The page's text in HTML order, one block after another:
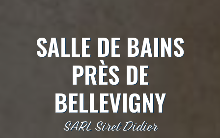
SALLE DE BAINS
PRÈS DE
BELLEVIGNY
SARL Siret Didier